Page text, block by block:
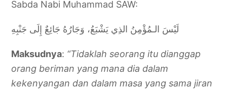
Sabda Nabi Muhammad SAW:
لَيْسَ الـمُؤْمِنُ الذِي يَشْبَعُ، وَجَارُهُ جَائِعٌ إِلَى جَنْبِهِ
Maksudnya: “Tidaklah seorang itu dianggap
orang beriman yang mana dia dalam
kekenyangan dan dalam masa yang sama jiran